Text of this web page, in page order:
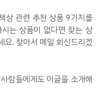
상 관련 추천 상품 9가지를
는 상품이 없다면 찾는 상
요. 찾아서 메일 회신드리겠
람들에게도 이글을 소개해